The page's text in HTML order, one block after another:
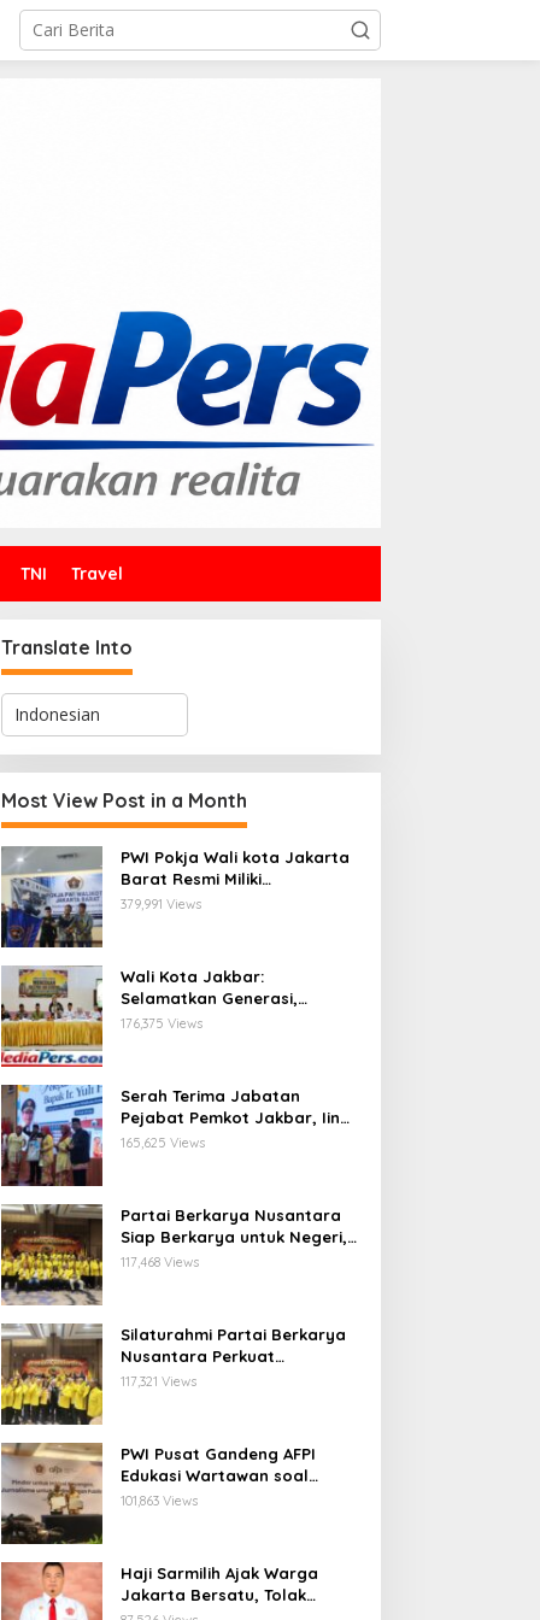
TNI Travel
Translate Into
Most View Post in a Month
PWI Pokja Wali kota Jakarta
Barat Resmi Miliki
Kepengurusan dan
Sarat Makna
379,991 Views
Wali Kota Jakbar:
Selamatkan Generasi,
Hentikan Bullying dan
176,375 Views
Serah Terima Jabatan
Pejabat Pemkot Jakbar, Iin
Mutmainnah: Mutasi Adalah
165,625 Views
Partai Berkarya Nusantara
Siap Berkarya untuk Negeri,
Kawal Program Prabowo dan
117,468 Views
Silaturahmi Partai Berkarya
Nusantara Perkuat
Konsolidasi Organisasi dan
117,321 Views
PWI Pusat Gandeng AFPI
Edukasi Wartawan soal
Pindar dan Perlindungan
101,863 Views
Haji Sarmilih Ajak Warga
Jakarta Bersatu, Tolak